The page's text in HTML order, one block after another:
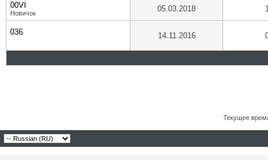
00VI
Новичок 05.03.2018
036 14.11.2016
Текущее